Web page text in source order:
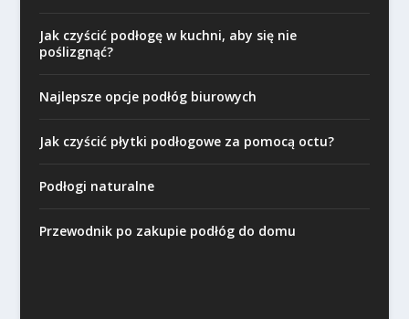
Jak czyścić podłogę w kuchni, aby się nie
poślizgnąć?
Najlepsze opcje podłóg biurowych
Jak czyścić płytki podłogowe za pomocą octu?
Podłogi naturalne
Przewodnik po zakupie podłóg do domu